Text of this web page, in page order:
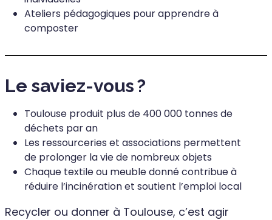
Ateliers pédagogiques pour apprendre à
composter
Le saviez-vous ?
Toulouse produit plus de 400 000 tonnes de
déchets par an
Les ressourceries et associations permettent
de prolonger la vie de nombreux objets
Chaque textile ou meuble donné contribue à
réduire l’incinération et soutient l’emploi local
Recycler ou donner à Toulouse, c’est agir